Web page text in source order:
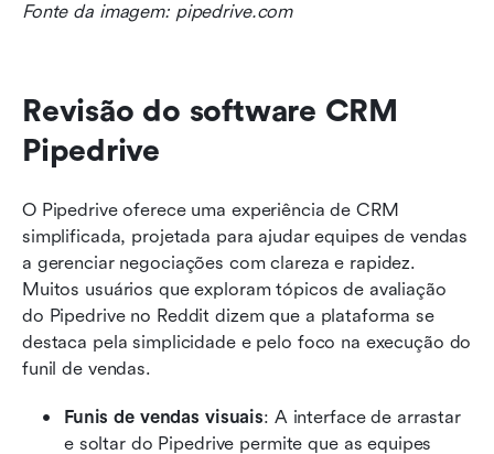
Fonte da imagem: pipedrive.com
Revisão do software CRM
Pipedrive
O Pipedrive oferece uma experiência de CRM
simplificada, projetada para ajudar equipes de vendas
a gerenciar negociações com clareza e rapidez.
Muitos usuários que exploram tópicos de avaliação
do Pipedrive no Reddit dizem que a plataforma se
destaca pela simplicidade e pelo foco na execução do
funil de vendas.
Funis de vendas visuais: A interface de arrastar
e soltar do Pipedrive permite que as equipes